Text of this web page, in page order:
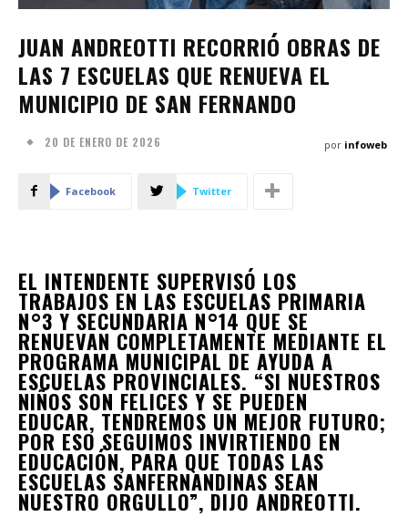
JUAN ANDREOTTI RECORRIÓ OBRAS DE
LAS 7 ESCUELAS QUE RENUEVA EL
MUNICIPIO DE SAN FERNANDO
20 DE ENERO DE 2026 por infoweb
Facebook Twitter
EL INTENDENTE SUPERVISÓ LOS
TRABAJOS EN LAS ESCUELAS PRIMARIA
N°3 Y SECUNDARIA N°14 QUE SE
RENUEVAN COMPLETAMENTE MEDIANTE EL
PROGRAMA MUNICIPAL DE AYUDA A
ESCUELAS PROVINCIALES. “SI NUESTROS
NIÑOS SON FELICES Y SE PUEDEN
EDUCAR, TENDREMOS UN MEJOR FUTURO;
POR ESO SEGUIMOS INVIRTIENDO EN
EDUCACIÓN, PARA QUE TODAS LAS
ESCUELAS SANFERNANDINAS SEAN
NUESTRO ORGULLO”, DIJO ANDREOTTI.